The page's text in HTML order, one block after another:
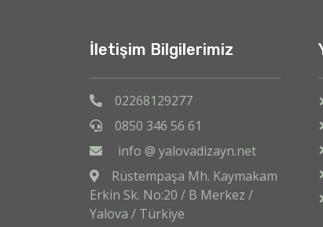
İletişim Bilgilerimiz
02268129277
0850 346 56 61
info @ yalovadizayn.net
Rüstempaşa Mh. Kaymakam
Erkin Sk. No:20 / B Merkez /
Yalova / Türkiye